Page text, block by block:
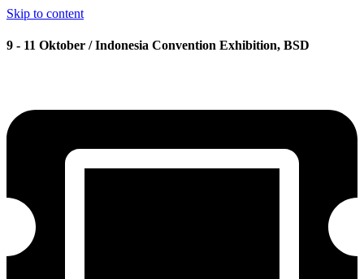
Skip to content
9 - 11 Oktober / Indonesia Convention Exhibition, BSD